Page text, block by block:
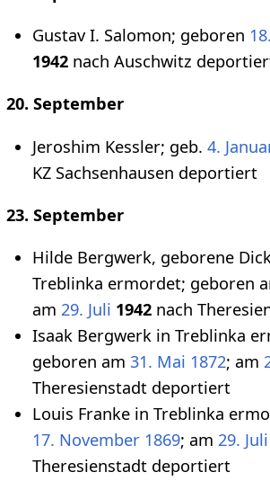
Gustav I. Salomon; geboren
1942 nach Auschwitz
20. September
Jeroshim Kessler; geb. 4.
KZ Sachsenhausen deportiert
23. September
Hilde Bergwerk, geborene
Treblinka ermordet; geboren
am 29. Juli 1942 nach
Isaak Bergwerk in Treblinka
geboren am 31. Mai 1872; am
Theresienstadt deportiert
Louis Franke in Treblinka
17. November 1869; am 29. Juli
Theresienstadt deportiert